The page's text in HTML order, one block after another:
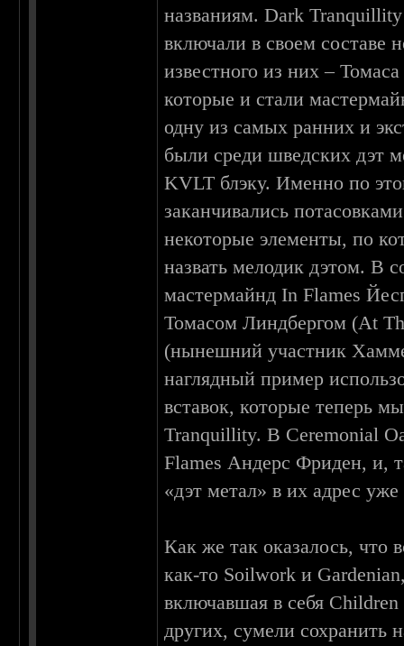
названиям. Dark
включали в своем составе
известного из них –
которые и стали
одну из самых ранних и
были среди шведских дэт
KVLT блэку. Именно по
заканчивались
некоторые элементы, по
назвать мелодик дэтом. В
мастермайнд In Flames
Томасом Линдбергом (At
(нынешний участник
наглядный пример
вставок, которые теперь
Tranquillity. В Ceremonial
Flames Андерс Фриден, и,
«дэт метал» в их адрес
Как же так оказалось, что
как-то Soilwork и
включавшая в себя
других, сумели сохранить